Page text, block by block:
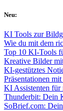
Skip
content
Neu:
KI Tools zur
Wie du mit dem
Top 10 KI-Tools
Kreative Bilder
KI-gestütztes
Präsentationen
KI Assistenten für
Thunderbit: Dein
SoBrief.com: